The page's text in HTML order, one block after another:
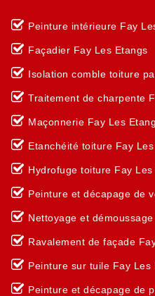
Peinture intérieure Fay
Façadier Fay Les Etangs
Isolation comble toiture
Traitement de charpente
Maçonnerie Fay Les
Etanchéité toiture Fay
Hydrofuge toiture Fay Les
Peinture et décapage de
Nettoyage et
Ravalement de façade
Peinture sur tuile Fay Les
Peinture et décapage de